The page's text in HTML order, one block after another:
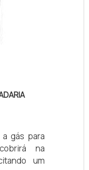
gás para
na
um